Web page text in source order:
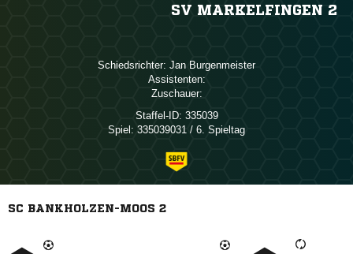
SV MARKELFINGEN 2
Schiedsrichter:  
Assistenten:
Zuschauer:
Staffel-ID: 335039
Spiel: 335039031 / 6. Spieltag
SC BANKHOLZEN-MOOS 2